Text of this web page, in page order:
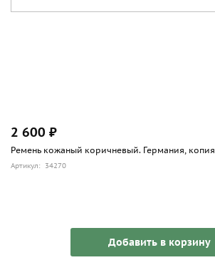
2 600 ₽
Ремень кожаный коричневый. Германия, копия
Артикул: 34270
Добавить в корзину